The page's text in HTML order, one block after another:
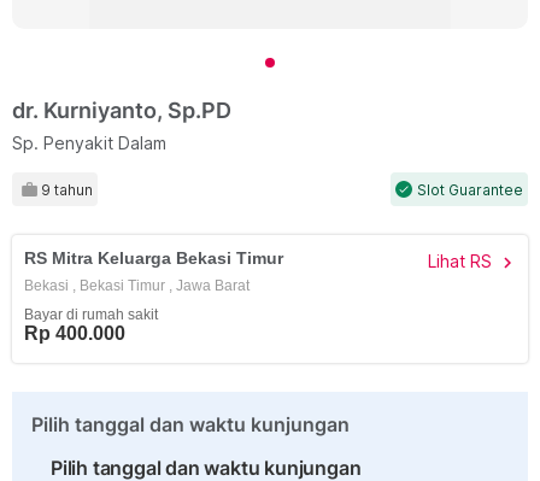
dr. Kurniyanto, Sp.PD
Sp. Penyakit Dalam
9 tahun check Slot Guarantee
RS Mitra Keluarga Bekasi Timur Lihat RS chevron_right
Bekasi , Bekasi Timur , Jawa Barat
Bayar di rumah sakit
Rp 400.000
Pilih tanggal dan waktu kunjungan
Pilih tanggal dan waktu kunjungan